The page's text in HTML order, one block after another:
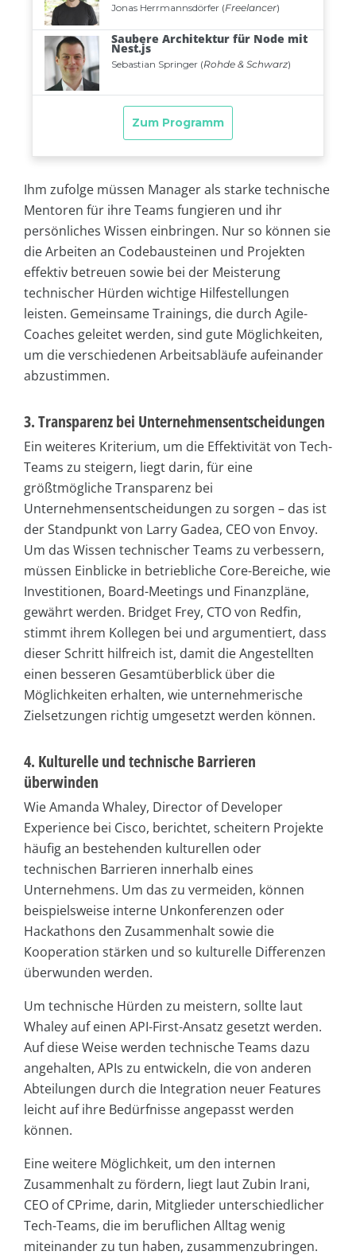
Ihm zufolge müssen Manager als starke technische
Mentoren für ihre Teams fungieren und ihr
persönliches Wissen einbringen. Nur so können sie
die Arbeiten an Codebausteinen und Projekten
effektiv betreuen sowie bei der Meisterung
technischer Hürden wichtige Hilfestellungen
leisten. Gemeinsame Trainings, die durch Agile-
Coaches geleitet werden, sind gute Möglichkeiten,
um die verschiedenen Arbeitsabläufe aufeinander
abzustimmen.
3. Transparenz bei Unternehmensentscheidungen
Ein weiteres Kriterium, um die Effektivität von Tech-
Teams zu steigern, liegt darin, für eine
größtmögliche Transparenz bei
Unternehmensentscheidungen zu sorgen – das ist
der Standpunkt von Larry Gadea, CEO von Envoy.
Um das Wissen technischer Teams zu verbessern,
müssen Einblicke in betriebliche Core-Bereiche, wie
Investitionen, Board-Meetings und Finanzpläne,
gewährt werden. Bridget Frey, CTO von Redfin,
stimmt ihrem Kollegen bei und argumentiert, dass
dieser Schritt hilfreich ist, damit die Angestellten
einen besseren Gesamtüberblick über die
Möglichkeiten erhalten, wie unternehmerische
Zielsetzungen richtig umgesetzt werden können.
4. Kulturelle und technische Barrieren
überwinden
Wie Amanda Whaley, Director of Developer
Experience bei Cisco, berichtet, scheitern Projekte
häufig an bestehenden kulturellen oder
technischen Barrieren innerhalb eines
Unternehmens. Um das zu vermeiden, können
beispielsweise interne Unkonferenzen oder
Hackathons den Zusammenhalt sowie die
Kooperation stärken und so kulturelle Differenzen
überwunden werden.
Um technische Hürden zu meistern, sollte laut
Whaley auf einen API-First-Ansatz gesetzt werden.
Auf diese Weise werden technische Teams dazu
angehalten, APIs zu entwickeln, die von anderen
Abteilungen durch die Integration neuer Features
leicht auf ihre Bedürfnisse angepasst werden
können.
Eine weitere Möglichkeit, um den internen
Zusammenhalt zu fördern, liegt laut Zubin Irani,
CEO of CPrime, darin, Mitglieder unterschiedlicher
Tech-Teams, die im beruflichen Alltag wenig
miteinander zu tun haben, zusammenzubringen.